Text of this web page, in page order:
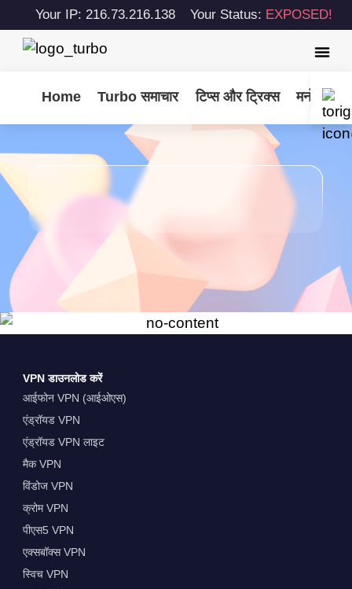
Your IP: 216.73.216.138 Your Status: EXPOSED!
Home Turbo समाचार टिप्स और ट्रिक्स मनोरंजन
VPN डाउनलोड करें
आईफोन VPN (आईओएस)
एंड्रॉयड VPN
एंड्रॉयड VPN लाइट
मैक VPN
विंडोज VPN
क्रोम VPN
पीएस5 VPN
एक्सबॉक्स VPN
स्विच VPN